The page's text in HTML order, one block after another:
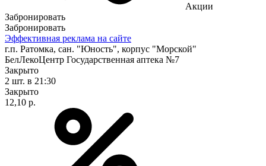
Акции
Забронировать
Забронировать
Эффективная реклама на сайте
г.п. Ратомка, сан. "Юность", корпус "Морской"
БелЛекоЦентр Государственная аптека №7
Закрыто
2 шт. в 21:30
Закрыто
12,10 р.